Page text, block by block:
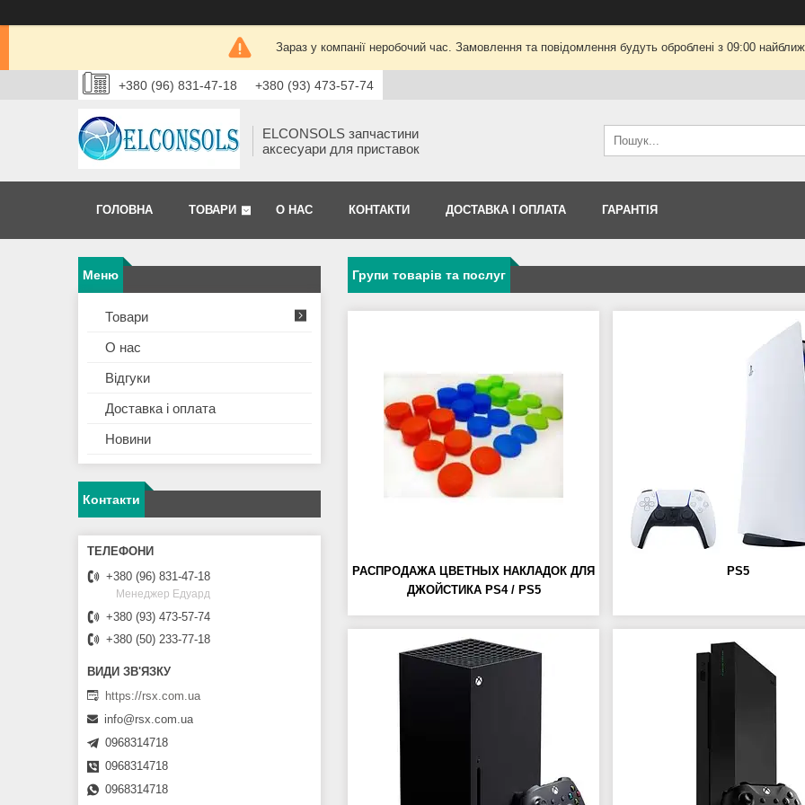
Зараз у компанії неробочий час. Замовлення та повідомлення будуть оброблені з 09:00
+380 (96) 831-47-18 +380 (93) 473-57-74
ELCONSOLS запчастини
аксесуари для приставок
ГОЛОВНА ТОВАРИ О НАС КОНТАКТИ ДОСТАВКА І ОПЛАТА ГАРАНТІЯ
Групи товарів та послуг
РАСПРОДАЖА ЦВЕТНЫХ НАКЛАДОК ДЛЯ
ДЖОЙСТИКА PS4 / PS5
PS5
Товари
О нас
Відгуки
Доставка і оплата
Новини
Контакти
+380 (96) 831-47-18
Менеджер Едуард
+380 (93) 473-57-74
+380 (50) 233-77-18
https://rsx.com.ua
info@rsx.com.ua
0968314718
0968314718
0968314718